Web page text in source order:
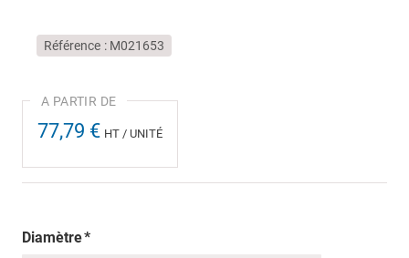
Référence M021653
77,79 € HT / UNITÉ
Diamètre